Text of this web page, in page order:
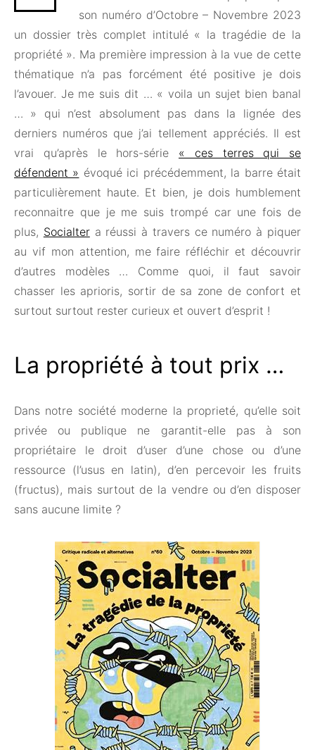
son numéro d’Octobre – Novembre 2023
un dossier très complet intitulé « la tragédie de la
propriété ». Ma première impression à la vue de cette
thématique n’a pas forcément été positive je dois
l’avouer. Je me suis dit … « voila un sujet bien banal
… » qui n’est absolument pas dans la lignée des
derniers numéros que j’ai tellement appréciés. Il est
vrai qu’après le hors-série « ces terres qui se
défendent » évoqué ici précédemment, la barre était
particulièrement haute. Et bien, je dois humblement
reconnaitre que je me suis trompé car une fois de
plus, Socialtera réussi à travers ce numéro à piquer
au vif mon attention, me faire réfléchir et découvrir
d’autres modèles … Comme quoi, il faut savoir
chasser les aprioris, sortir de sa zone de confort et
surtout surtout rester curieux et ouvert d’esprit !
La propriété à tout prix …
Dans notre société moderne la proprieté, qu’elle soit
privée ou publique ne garantit-elle pas à son
propriétaire le droit d’user d’une chose ou d’une
ressource (l’usus en latin), d’en percevoir les fruits
(fructus), mais surtout de la vendre ou d’en disposer
sans aucune limite ?